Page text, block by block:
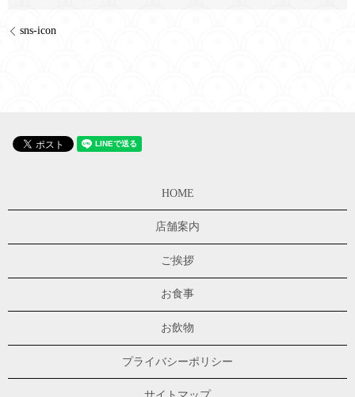
sns-icon
HOME
店舗案内
ご挨拶
お食事
お飲物
プライバシーポリシー